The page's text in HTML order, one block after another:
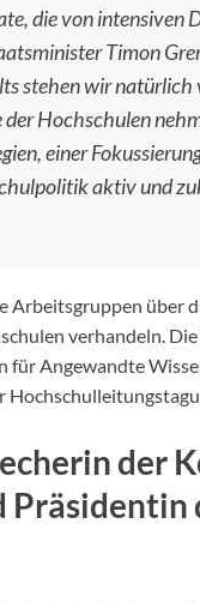
die von intensiven
Timon
stehen wir
Hochschulen
einer
aktiv und
Arbeitsgruppen über
verhandeln.
Angewandte
der